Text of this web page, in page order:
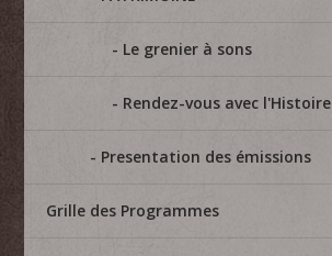
Le grenier à sons
Rendez-vous avec l'Histoire
Presentation des émissions
Grille des Programmes